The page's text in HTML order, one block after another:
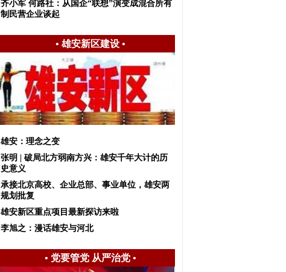
齐小军 何路社：从国企“联想”演变成混合所有
制民营企业谈起
• 雄安新区建设•
雄安：理念之变
张明 | 破局北方弱南方兴：雄安千年大计的历
史意义
承接北京高校、企业总部、事业单位，雄安两
规划批复
雄安新区重点项目最新探访来啦
李旭之：漫话雄安与河北
• 党要管党 从严治党•